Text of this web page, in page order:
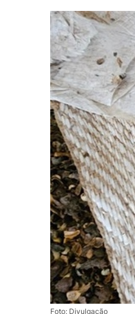
Foto: Divulgação